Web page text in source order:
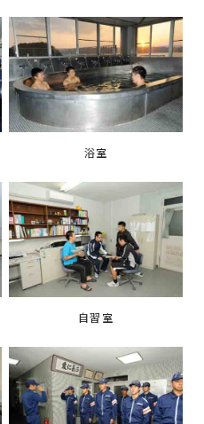
浴室
自習室